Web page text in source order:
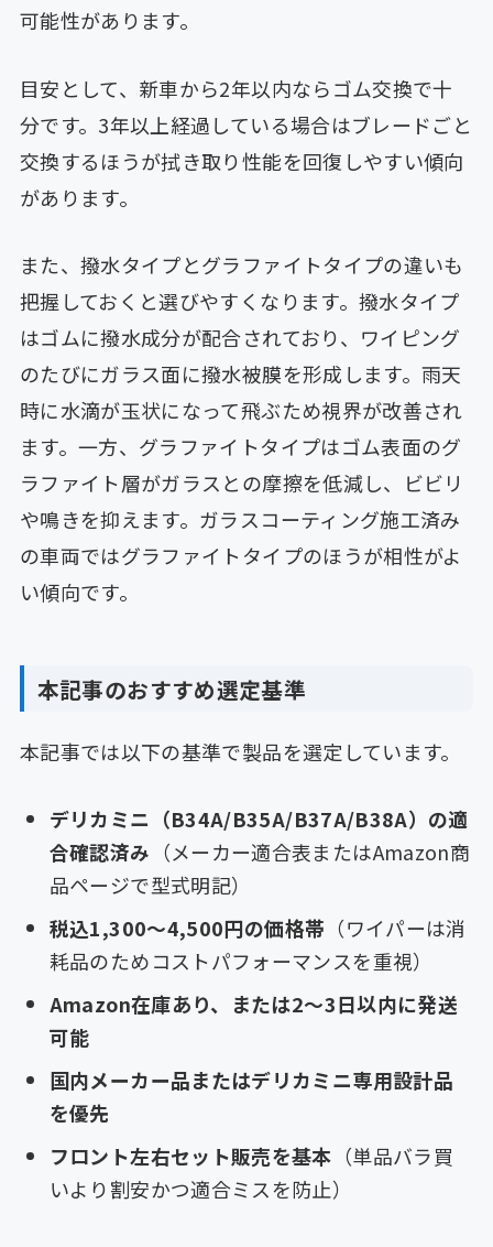
可能性があります。
目安として、新車から2年以内ならゴム交換で十
分です。3年以上経過している場合はブレードごと
交換するほうが拭き取り性能を回復しやすい傾向
があります。
また、撥水タイプとグラファイトタイプの違いも
把握しておくと選びやすくなります。撥水タイプ
はゴムに撥水成分が配合されており、ワイピング
のたびにガラス面に撥水被膜を形成します。雨天
時に水滴が玉状になって飛ぶため視界が改善され
ます。一方、グラファイトタイプはゴム表面のグ
ラファイト層がガラスとの摩擦を低減し、ビビリ
や鳴きを抑えます。ガラスコーティング施工済み
の車両ではグラファイトタイプのほうが相性がよ
い傾向です。
本記事のおすすめ選定基準
本記事では以下の基準で製品を選定しています。
デリカミニ（B34A/B35A/B37A/B38A）の適
合確認済み （メーカー適合表またはAmazon商
品ページで型式明記）
税込1,300〜4,500円の価格帯 （ワイパーは消
耗品のためコストパフォーマンスを重視）
Amazon在庫あり、または2〜3日以内に発送
可能
国内メーカー品またはデリカミニ専用設計品
を優先
フロント左右セット販売を基本 （単品バラ買
いより割安かつ適合ミスを防止）